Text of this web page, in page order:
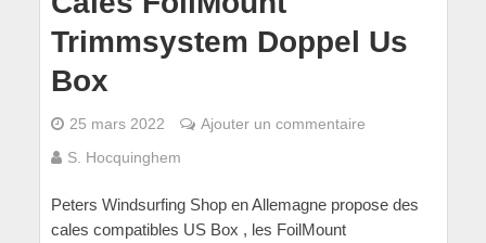
Trimmsystem Doppel Us
Box
25 mars 2022
Ajouter un commentaire
S. Hocquinghem
Peters Windsurfing Shop en Allemagne propose des
cales compatibles US Box , les FoilMount